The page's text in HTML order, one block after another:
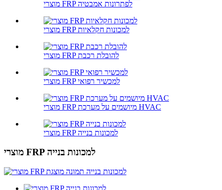
מוצרי FRP לפתרונות אמבטיה
מוצרי FRP למכונות חקלאיות
מוצרי FRP להובלת רכבת
מוצרי FRP למכשיר רפואי
מוצרי FRP מיושמים על מערכת HVAC
מוצרי FRP למכונות בנייה
מוצרי FRP למכונות בנייה